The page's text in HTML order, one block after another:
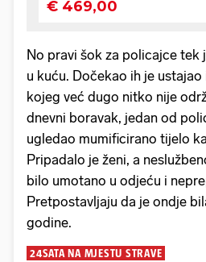
No pravi šok za policajce tek
u kuću. Dočekao ih je
kojeg već dugo nitko nije
dnevni boravak, jedan od
ugledao mumificirano tijelo
Pripadalo je ženi, a
bilo umotano u odjeću i
Pretpostavljaju da je ondje
godine.
24SATA NA MJESTU STRAVE